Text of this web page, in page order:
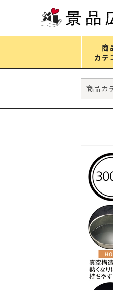
商
カテ
カテゴ
ギフ
フェ
防災
ファ
ティ
ペン
ステ
生活